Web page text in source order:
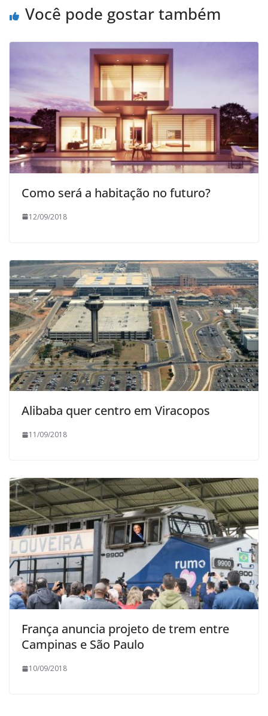
Você pode gostar também
Como será a habitação no futuro?
12/09/2018
Alibaba quer centro em Viracopos
11/09/2018
França anuncia projeto de trem entre
Campinas e São Paulo
10/09/2018